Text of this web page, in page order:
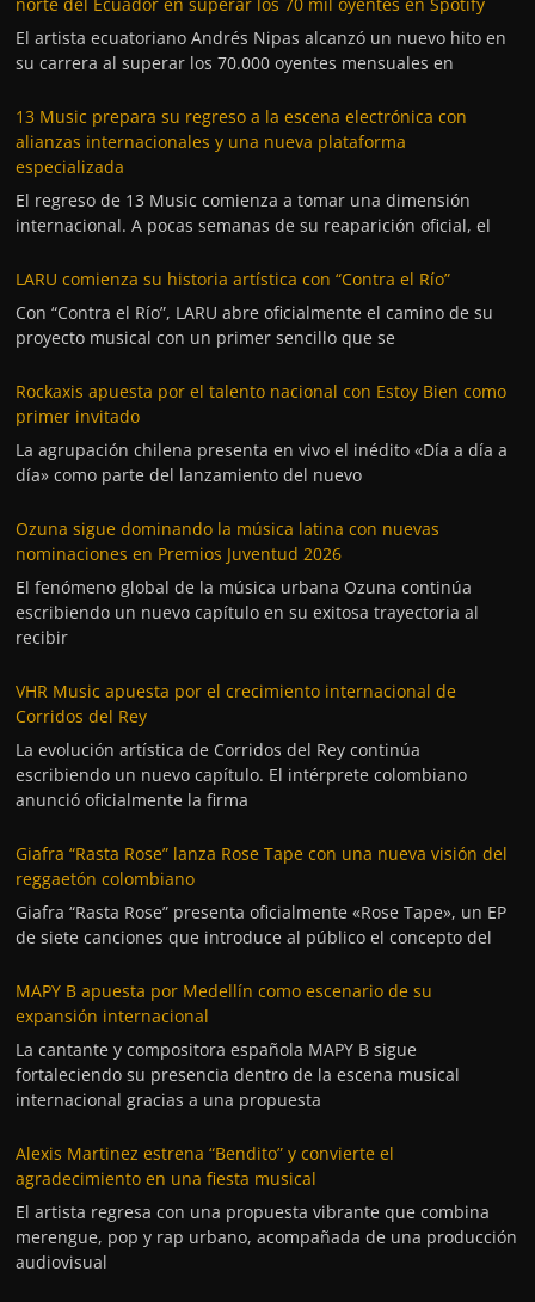
El artista ecuatoriano Andrés Nipas alcanzó un nuevo hito en
su carrera al superar los 70.000 oyentes mensuales en
13 Music prepara su regreso a la escena electrónica con
alianzas internacionales y una nueva plataforma
especializada
El regreso de 13 Music comienza a tomar una dimensión
internacional. A pocas semanas de su reaparición oficial, el
LARU comienza su historia artística con “Contra el Río”
Con “Contra el Río”, LARU abre oficialmente el camino de su
proyecto musical con un primer sencillo que se
Rockaxis apuesta por el talento nacional con Estoy Bien como
primer invitado
La agrupación chilena presenta en vivo el inédito «Día a día a
día» como parte del lanzamiento del nuevo
Ozuna sigue dominando la música latina con nuevas
nominaciones en Premios Juventud 2026
El fenómeno global de la música urbana Ozuna continúa
escribiendo un nuevo capítulo en su exitosa trayectoria al
recibir
VHR Music apuesta por el crecimiento internacional de
Corridos del Rey
La evolución artística de Corridos del Rey continúa
escribiendo un nuevo capítulo. El intérprete colombiano
anunció oficialmente la firma
Giafra “Rasta Rose” lanza Rose Tape con una nueva visión del
reggaetón colombiano
Giafra “Rasta Rose” presenta oficialmente «Rose Tape», un EP
de siete canciones que introduce al público el concepto del
MAPY B apuesta por Medellín como escenario de su
expansión internacional
La cantante y compositora española MAPY B sigue
fortaleciendo su presencia dentro de la escena musical
internacional gracias a una propuesta
Alexis Martinez estrena “Bendito” y convierte el
agradecimiento en una fiesta musical
El artista regresa con una propuesta vibrante que combina
merengue, pop y rap urbano, acompañada de una producción
audiovisual